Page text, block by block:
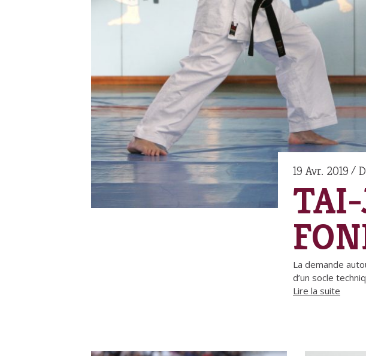
19 Avr. 2019
TAI-
La demande
d’un socle
Lire la suite